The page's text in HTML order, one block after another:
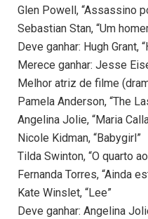
Glen Powell, “Assassino
Sebastian Stan, “Um
Deve ganhar: Hugh Grant,
Merece ganhar: Jesse
Melhor atriz de filme
Pamela Anderson, “The
Angelina Jolie, “Maria
Nicole Kidman, “Babygirl”
Tilda Swinton, “O quarto
Fernanda Torres, “Ainda
Kate Winslet, “Lee”
Deve ganhar: Angelina